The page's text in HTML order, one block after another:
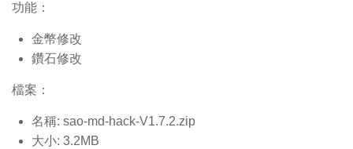
功能：
金幣修改
鑽石修改
檔案：
名稱: sao-md-hack-V1.7.2.zip
大小: 3.2MB